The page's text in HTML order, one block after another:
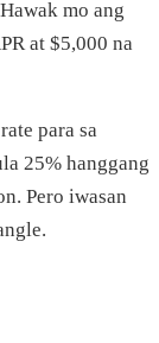
mo ang
at $5,000 na
para sa
25% hanggang
Pero iwasan